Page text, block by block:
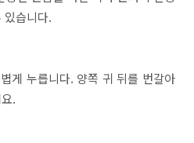
있습니다.
게 누릅니다. 양쪽 귀 뒤를 번갈아
.